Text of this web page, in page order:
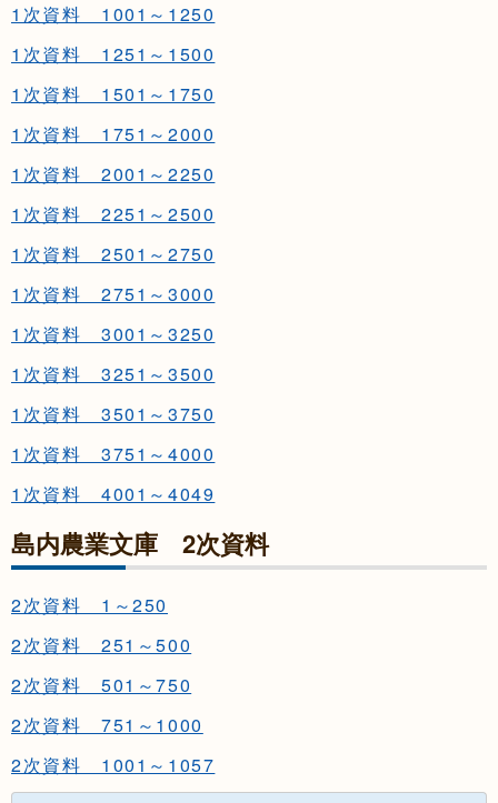
1次資料 1001～1250
1次資料 1251～1500
1次資料 1501～1750
1次資料 1751～2000
1次資料 2001～2250
1次資料 2251～2500
1次資料 2501～2750
1次資料 2751～3000
1次資料 3001～3250
1次資料 3251～3500
1次資料 3501～3750
1次資料 3751～4000
1次資料 4001～4049
島内農業文庫 2次資料
2次資料 1～250
2次資料 251～500
2次資料 501～750
2次資料 751～1000
2次資料 1001～1057